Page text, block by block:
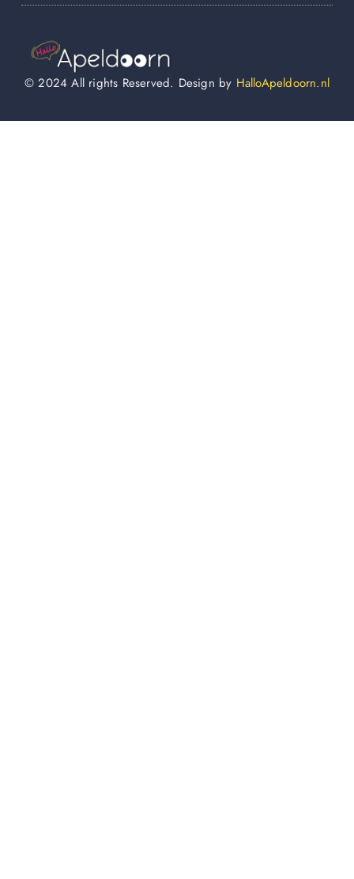
© 2024 All rights Reserved. Design by HalloApeldoorn.nl